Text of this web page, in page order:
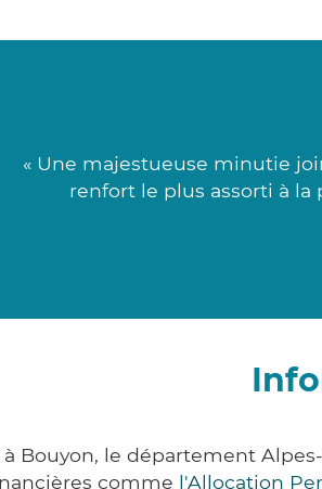
« Une majestueuse minutie
renfort le plus assorti à la
Bouyon, le département
comme l'Allocation